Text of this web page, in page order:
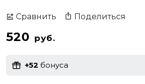
Сравнить Поделиться
520 руб.
+52 бонуса